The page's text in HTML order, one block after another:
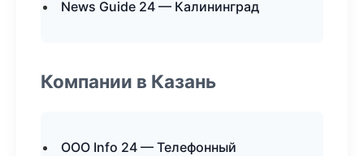
News Guide 24 — Калининград
Компании в Казань
ООО Info 24 — Телефонный